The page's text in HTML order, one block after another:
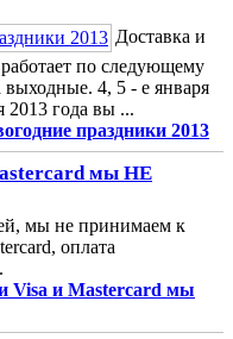
Доставка и
по следующему
выходные. 4, 5 - е января
2013 года вы ...
праздники 2013
мы НЕ
мы не принимаем к
оплата
Visa и Mastercard мы